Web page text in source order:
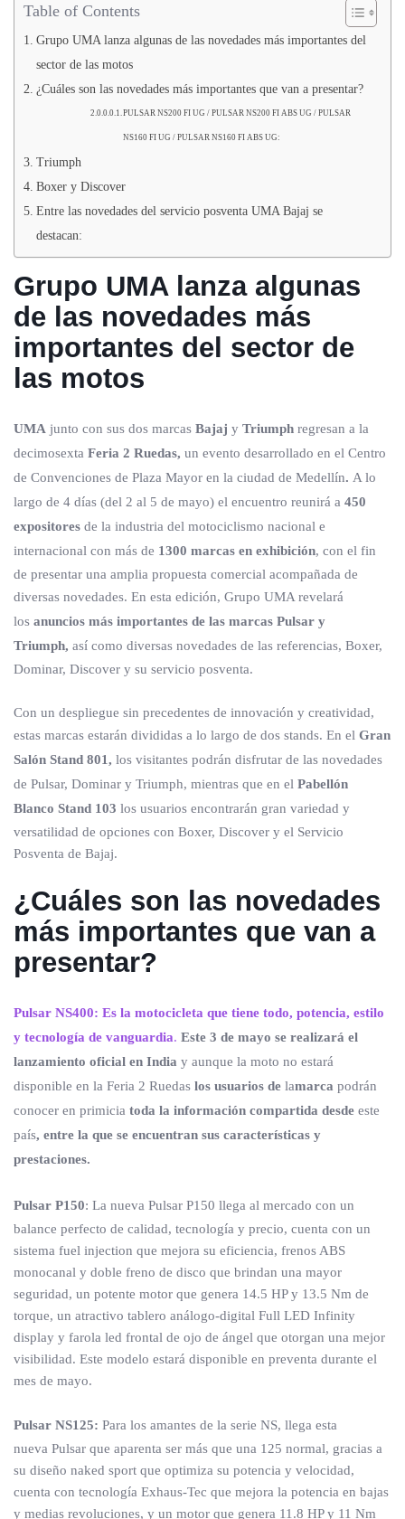
Table of Contents
Grupo UMA lanza algunas de las novedades más importantes del
sector de las motos
¿Cuáles son las novedades más importantes que van a presentar?
PULSAR NS200 FI UG / PULSAR NS200 FI ABS UG / PULSAR
NS160 FI UG / PULSAR NS160 FI ABS UG:
Triumph
Boxer y Discover
Entre las novedades del servicio posventa UMA Bajaj se
destacan:
Grupo UMA lanza algunas
de las novedades más
importantes del sector de
las motos
UMA junto con sus dos marcas Bajaj y Triumph regresan a la
decimosexta Feria 2 Ruedas, un evento desarrollado en el Centro
de Convenciones de Plaza Mayor en la ciudad de Medellín. A lo
largo de 4 días (del 2 al 5 de mayo) el encuentro reunirá a 450
expositores de la industria del motociclismo nacional e
internacional con más de 1300 marcas en exhibición, con el fin
de presentar una amplia propuesta comercial acompañada de
diversas novedades. En esta edición, Grupo UMA revelará
los anuncios más importantes de las marcas Pulsar y
Triumph, así como diversas novedades de las referencias, Boxer,
Dominar, Discover y su servicio posventa.
Con un despliegue sin precedentes de innovación y creatividad,
estas marcas estarán divididas a lo largo de dos stands. En el Gran
Salón Stand 801, los visitantes podrán disfrutar de las novedades
de Pulsar, Dominar y Triumph, mientras que en el Pabellón
Blanco Stand 103 los usuarios encontrarán gran variedad y
versatilidad de opciones con Boxer, Discover y el Servicio
Posventa de Bajaj.
¿Cuáles son las novedades
más importantes que van a
presentar?
Pulsar NS400: Es la motocicleta que tiene todo, potencia, estilo
y tecnología de vanguardia. Este 3 de mayo se realizará el
lanzamiento oficial en India y aunque la moto no estará
disponible en la Feria 2 Ruedas los usuarios de lamarca podrán
conocer en primicia toda la información compartida desde este
país, entre la que se encuentran sus características y
prestaciones.
Pulsar P150: La nueva Pulsar P150 llega al mercado con un
balance perfecto de calidad, tecnología y precio, cuenta con un
sistema fuel injection que mejora su eficiencia, frenos ABS
monocanal y doble freno de disco que brindan una mayor
seguridad, un potente motor que genera 14.5 HP y 13.5 Nm de
torque, un atractivo tablero análogo-digital Full LED Infinity
display y farola led frontal de ojo de ángel que otorgan una mejor
visibilidad. Este modelo estará disponible en preventa durante el
mes de mayo.
Pulsar NS125: Para los amantes de la serie NS, llega esta
nueva Pulsar que aparenta ser más que una 125 normal, gracias a
su diseño naked sport que optimiza su potencia y velocidad,
cuenta con tecnología Exhaus-Tec que mejora la potencia en bajas
y medias revoluciones, y un motor que genera 11.8 HP y 11 Nm